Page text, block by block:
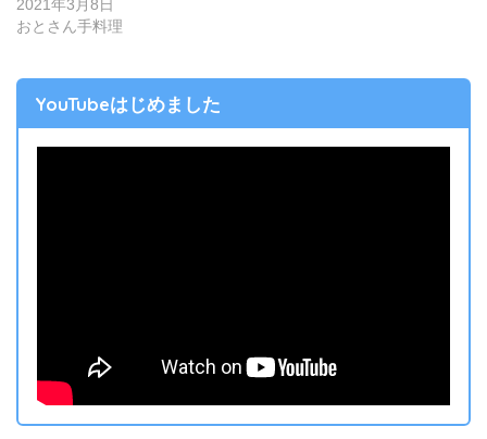
2021年3月8日
おとさん手料理
YouTubeはじめました